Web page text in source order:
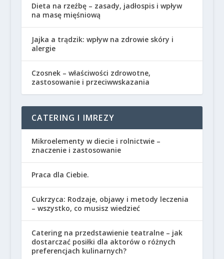
Dieta na rzeźbę – zasady, jadłospis i wpływ
na masę mięśniową
Jajka a trądzik: wpływ na zdrowie skóry i
alergie
Czosnek – właściwości zdrowotne,
zastosowanie i przeciwwskazania
CATERING I IMREZY
Mikroelementy w diecie i rolnictwie –
znaczenie i zastosowanie
Praca dla Ciebie.
Cukrzyca: Rodzaje, objawy i metody leczenia
– wszystko, co musisz wiedzieć
Catering na przedstawienie teatralne – jak
dostarczać posiłki dla aktorów o różnych
preferencjach kulinarnych?